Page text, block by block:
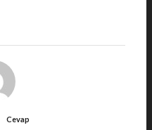
Cevap